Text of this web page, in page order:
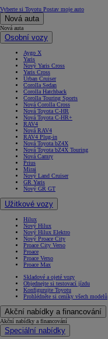
Vyberte si Toyotu Postav moje auto
Nová auta
Nová auta
Osobní vozy
Aygo X
Yaris
Nový Yaris Cross
Yaris Cross
Urban Cruiser
Corolla Sedan
Corolla Hatchback
Corolla Touring Sports
Nová Corolla Cross
Nová Toyota C-HR
Nová Toyota C-HR+
RAV4
Nová RAV4
RAV4 Plug-in
Nová Toyota bZ4X
Nová Toyota bZ4X Touring
Nová Camry
Prius
Mirai
Nový Land Cruiser
GR Yaris
Nový GR GT
Užitkové vozy
Hilux
Nový Hilux
Nový Hilux Elektro
Nový Proace City
Proace City Verso
Proace
Proace Verso
Proace Max
Skladové a ojeté vozy
Objednejte si testovací jízdu
Konfigurujte Toyotu
Prohlédněte si ceníky všech modelů
Akční nabídky a financování
Akční nabídky a financování
Speciální nabídky